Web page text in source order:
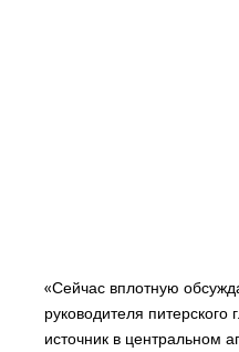
«Сейчас вплотную
руководителя
источник в центральном